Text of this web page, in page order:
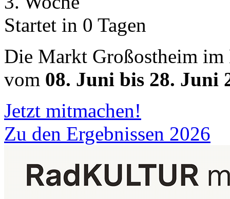
Startet in 0 Tagen
Die Markt Großostheim im
vom 08. Juni bis 28. Juni
Jetzt mitmachen!
Zu den Ergebnissen 2026